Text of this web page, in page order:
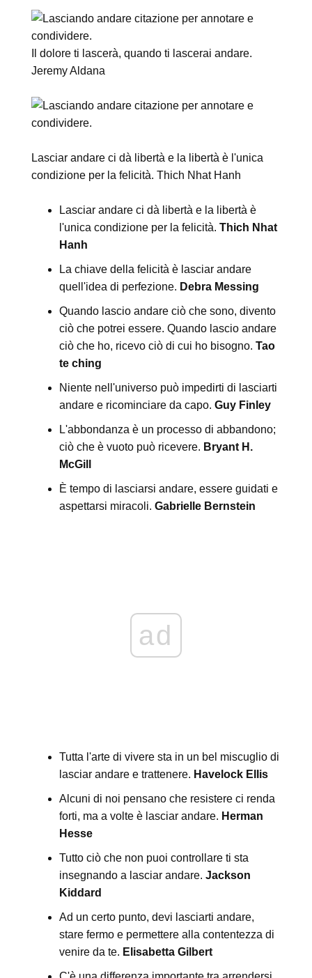
Il dolore ti lascerà, quando ti lascerai andare.
Jeremy Aldana
Lasciar andare ci dà libertà e la libertà è l'unica
condizione per la felicità. Thich Nhat Hanh
Lasciar andare ci dà libertà e la libertà è
l'unica condizione per la felicità. Thich Nhat
Hanh
La chiave della felicità è lasciar andare
quell'idea di perfezione. Debra Messing
Quando lascio andare ciò che sono, divento
ciò che potrei essere. Quando lascio andare
ciò che ho, ricevo ciò di cui ho bisogno. Tao
te ching
Niente nell'universo può impedirti di lasciarti
andare e ricominciare da capo. Guy Finley
L'abbondanza è un processo di abbandono;
ciò che è vuoto può ricevere. Bryant H.
McGill
È tempo di lasciarsi andare, essere guidati e
aspettarsi miracoli. Gabrielle Bernstein
ad
Tutta l'arte di vivere sta in un bel miscuglio di
lasciar andare e trattenere. Havelock Ellis
Alcuni di noi pensano che resistere ci renda
forti, ma a volte è lasciar andare. Herman
Hesse
Tutto ciò che non puoi controllare ti sta
insegnando a lasciar andare. Jackson
Kiddard
Ad un certo punto, devi lasciarti andare,
stare fermo e permettere alla contentezza di
venire da te. Elisabetta Gilbert